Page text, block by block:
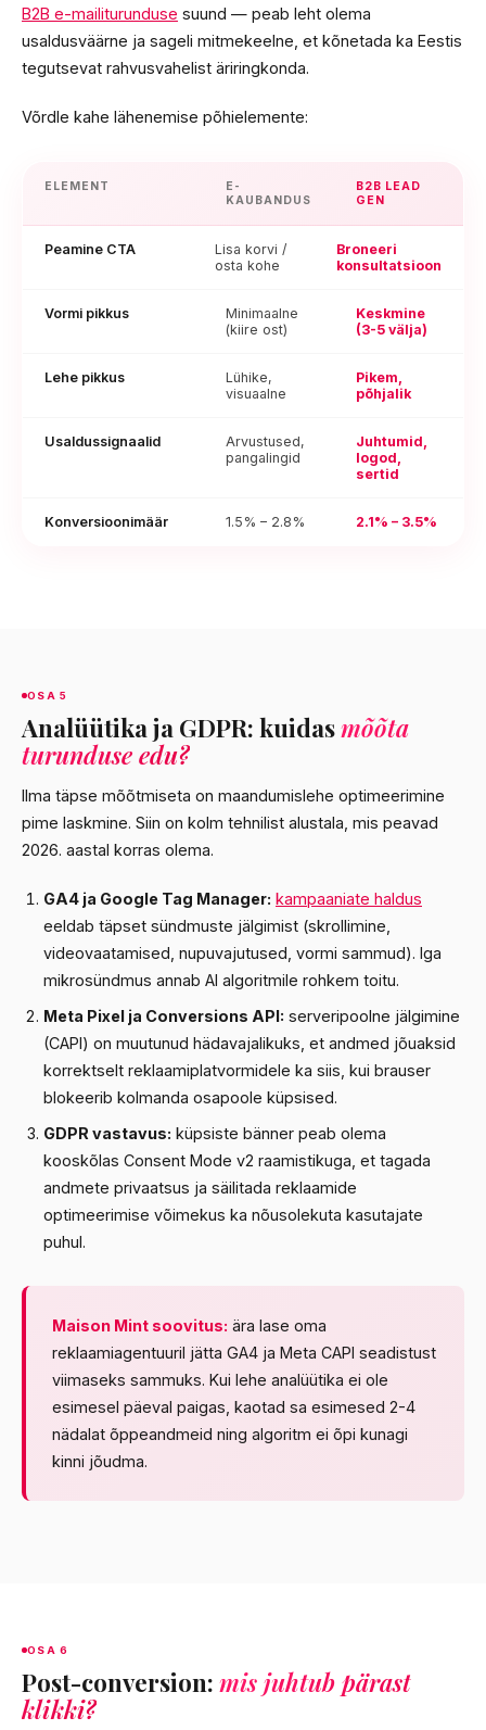
B2B e-mailiturunduse suund — peab leht olema
usaldusväärne ja sageli mitmekeelne, et kõnetada ka Eestis
tegutsevat rahvusvahelist äriringkonda.
Võrdle kahe lähenemise põhielemente:
ELEMENT
E-
KAUBANDUS
B2B LEAD
GEN
Peamine CTA
Lisa korvi /
osta kohe
Broneeri
konsultatsioon
Vormi pikkus
Minimaalne
(kiire ost)
Keskmine
(3-5 välja)
Lehe pikkus
Lühike,
visuaalne
Pikem,
põhjalik
Usaldussignaalid
Arvustused,
pangalingid
Juhtumid,
logod,
sertid
Konversioonimäär 1.5% – 2.8% 2.1% – 3.5%
OSA 5
Analüütika ja GDPR: kuidasmõõta
turunduse edu?
Ilma täpse mõõtmiseta on maandumislehe optimeerimine
pime laskmine. Siin on kolm tehnilist alustala, mis peavad
2026. aastal korras olema.
GA4 ja Google Tag Manager: kampaaniate haldus
eeldab täpset sündmuste jälgimist (skrollimine,
videovaatamised, nupuvajutused, vormi sammud). Iga
mikrosündmus annab AI algoritmile rohkem toitu.
Meta Pixel ja Conversions API: serveripoolne jälgimine
(CAPI) on muutunud hädavajalikuks, et andmed jõuaksid
korrektselt reklaamiplatvormidele ka siis, kui brauser
blokeerib kolmanda osapoole küpsised.
GDPR vastavus: küpsiste bänner peab olema
kooskõlas Consent Mode v2 raamistikuga, et tagada
andmete privaatsus ja säilitada reklaamide
optimeerimise võimekus ka nõusolekuta kasutajate
puhul.
Maison Mint soovitus: ära lase oma
reklaamiagentuuril jätta GA4 ja Meta CAPI seadistust
viimaseks sammuks. Kui lehe analüütika ei ole
esimesel päeval paigas, kaotad sa esimesed 2-4
nädalat õppeandmeid ning algoritm ei õpi kunagi
kinni jõudma.
OSA 6
Post-conversion: mis juhtub pärast
klikki?